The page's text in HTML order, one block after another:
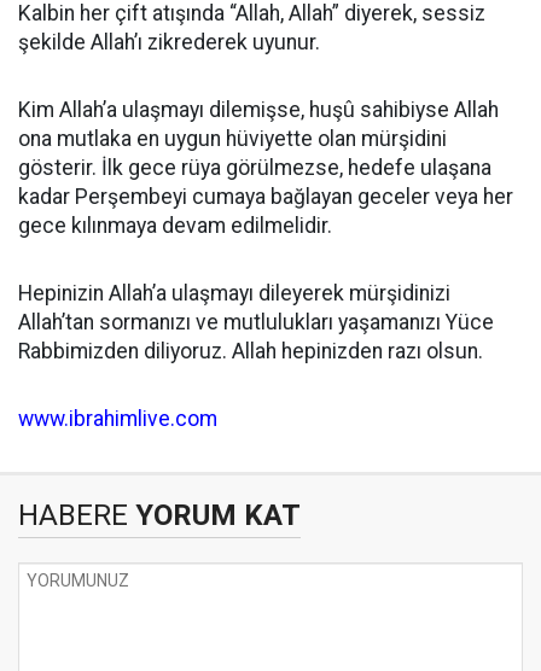
Kalbin her çift atışında “Allah, Allah” diyerek, sessiz
şekilde Allah’ı zikrederek uyunur.
Kim Allah’a ulaşmayı dilemişse, huşû sahibiyse Allah
ona mutlaka en uygun hüviyette olan mürşidini
gösterir. İlk gece rüya görülmezse, hedefe ulaşana
kadar Perşembeyi cumaya bağlayan geceler veya her
gece kılınmaya devam edilmelidir.
Hepinizin Allah’a ulaşmayı dileyerek mürşidinizi
Allah’tan sormanızı ve mutlulukları yaşamanızı Yüce
Rabbimizden diliyoruz. Allah hepinizden razı olsun.
www.ibrahimlive.com
HABERE YORUM KAT